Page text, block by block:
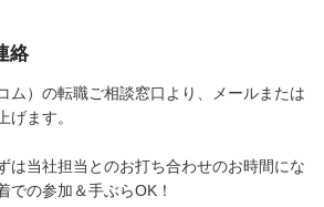
絡
ム）の転職ご相談窓口より、メールまたは
げます。
は当社担当とのお打ち合わせのお時間にな
での参加＆手ぶらOK！